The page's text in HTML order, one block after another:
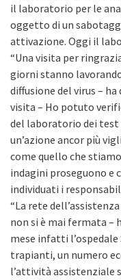
il laboratorio per le
oggetto di un
attivazione. Oggi il
“Una visita per
giorni stanno
diffusione del virus –
visita – Ho potuto
del laboratorio dei test
un’azione ancor più
come quello che
indagini proseguono e
individuati i
“La rete
non si è mai fermata –
mese infatti
trapianti, un numero
l’attività assistenziale